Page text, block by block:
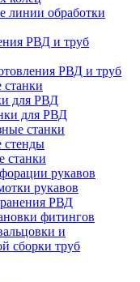
линии обработки
РВД и труб
РВД и труб
для РВД
для РВД
станки
стенды
станки
рукавов
рукавов
РВД
фитингов
и
сборки труб